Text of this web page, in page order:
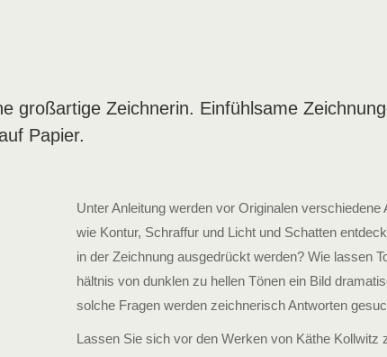
groß­artige Zeichnerin. Einfühl­same
Papier.
Unter An­leitung werden vor Originalen ver­schiedene
wie Kontur, Schraffur und Licht und Schatten
in der Zeichnung aus­gedrückt werden? Wie lassen
hältnis von dunklen zu hellen Tönen ein Bild
solche Fragen werden zeichnerisch Ant­worten
Lassen Sie sich vor den Werken von Käthe Kollwitz